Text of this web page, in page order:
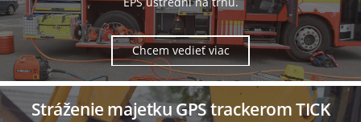
Chcem vedieť viac
Stráženie majetku GPS trackerom TICK